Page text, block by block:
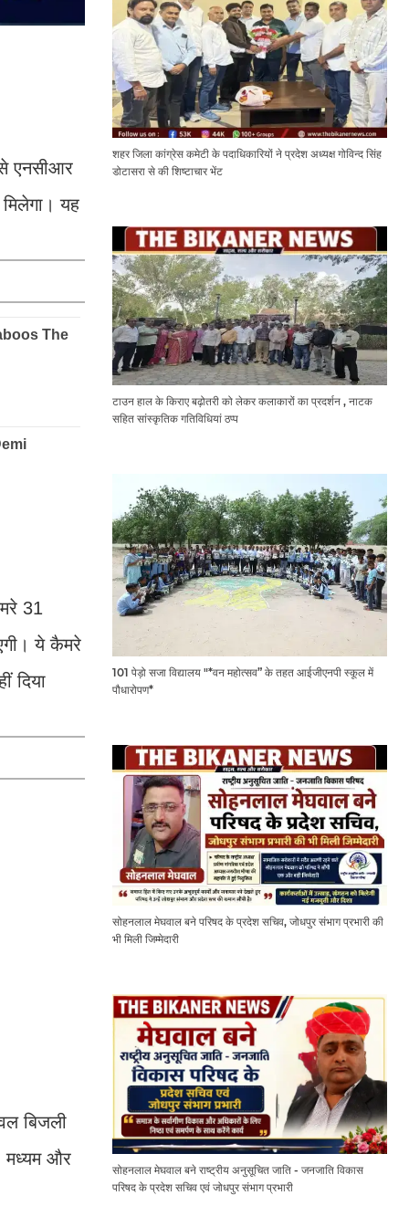
एनसीआर
यह
31
ये कैमरे
दिया
बिजली
मध्यम और
शहर जिला कांग्रेस कमेटी के पदाधिकारियों ने प्रदेश अध्यक्ष गोविन्द सिंह
डोटासरा से की शिष्टाचार भेंट
टाउन हाल के किराए बढ़ोतरी को लेकर कलाकारों का प्रदर्शन , नाटक
सहित सांस्कृतिक गतिविधियां ठप्प
101 पेड़ो सजा विद्यालय "*वन महोत्सव” के तहत आईजीएनपी स्कूल में
पौधारोपण*
सोहनलाल मेघवाल बने परिषद के प्रदेश सचिव, जोधपुर संभाग प्रभारी की
भी मिली जिम्मेदारी
सोहनलाल मेघवाल बने राष्ट्रीय अनुसूचित जाति - जनजाति विकास
परिषद के प्रदेश सचिव एवं जोधपुर संभाग प्रभारी